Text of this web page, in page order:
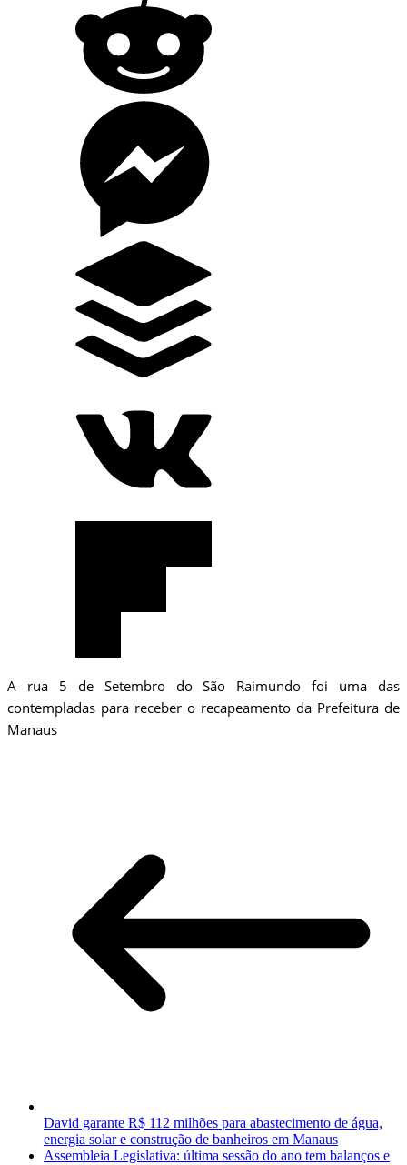
A rua 5 de Setembro do São Raimundo foi uma das
contempladas para receber o recapeamento da Prefeitura de
Manaus
David garante R$ 112 milhões para abastecimento de água,
energia solar e construção de banheiros em Manaus
Assembleia Legislativa: última sessão do ano tem balanços e